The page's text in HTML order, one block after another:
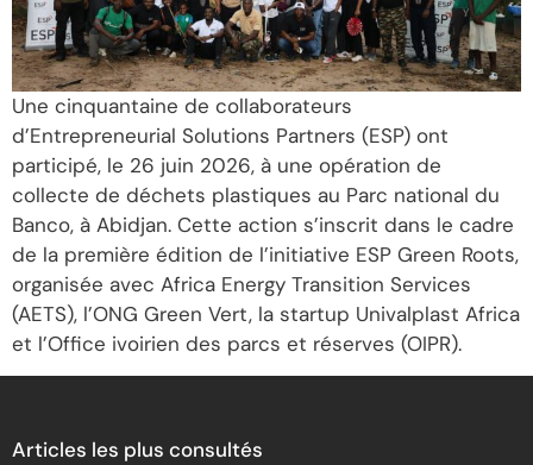
Une cinquantaine de collaborateurs
d’Entrepreneurial Solutions Partners (ESP) ont
participé, le 26 juin 2026, à une opération de
collecte de déchets plastiques au Parc national du
Banco, à Abidjan. Cette action s’inscrit dans le cadre
de la première édition de l’initiative ESP Green Roots,
organisée avec Africa Energy Transition Services
(AETS), l’ONG Green Vert, la startup Univalplast Africa
et l’Office ivoirien des parcs et réserves (OIPR).
Articles les plus consultés